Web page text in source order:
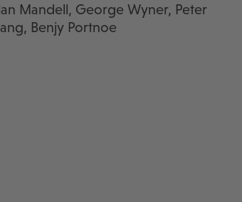
Mandell, George Wyner, Peter
Benjy Portnoe